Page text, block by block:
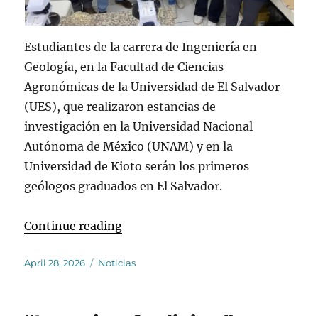
Estudiantes de la carrera de Ingeniería en
Geología, en la Facultad de Ciencias
Agronómicas de la Universidad de El Salvador
(UES), que realizaron estancias de
investigación en la Universidad Nacional
Autónoma de México (UNAM) y en la
Universidad de Kioto serán los primeros
geólogos graduados en El Salvador.
Continue reading“Se gradúan estudiantes de la
Posted
April 28, 2026 Categories
Noticias